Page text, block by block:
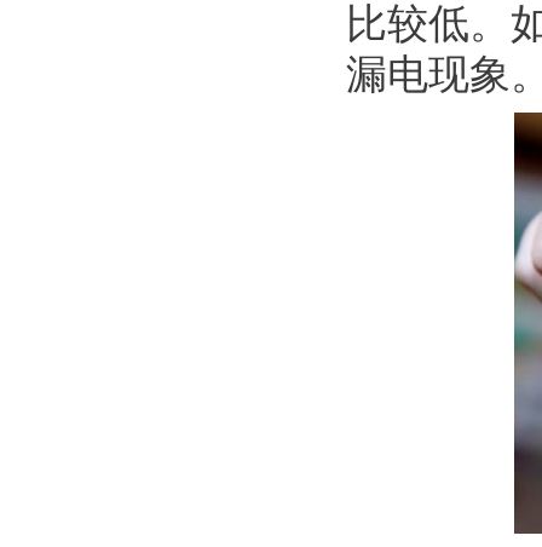
比较低。
漏电现象